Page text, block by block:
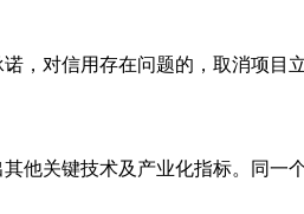
对信用存在问题的，取消项目
他关键技术及产业化指标。同